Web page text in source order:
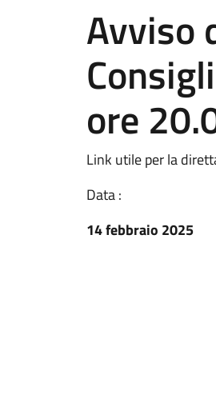
Avviso
ore
Link utile per la
Data :
14 febbraio 2025